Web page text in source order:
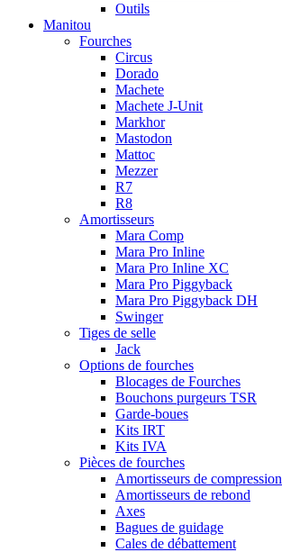
Outils
Manitou
Fourches
Circus
Dorado
Machete
Machete J-Unit
Markhor
Mastodon
Mattoc
Mezzer
R7
R8
Amortisseurs
Mara Comp
Mara Pro Inline
Mara Pro Inline XC
Mara Pro Piggyback
Mara Pro Piggyback DH
Swinger
Tiges de selle
Jack
Options de fourches
Blocages de Fourches
Bouchons purgeurs TSR
Garde-boues
Kits IRT
Kits IVA
Pièces de fourches
Amortisseurs de compression
Amortisseurs de rebond
Axes
Bagues de guidage
Cales de débattement